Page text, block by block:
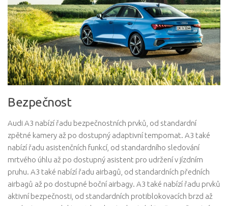
Bezpečnost
Audi A3 nabízí řadu bezpečnostních prvků, od standardní
zpětné kamery až po dostupný adaptivní tempomat. A3 také
nabízí řadu asistenčních funkcí, od standardního sledování
mrtvého úhlu až po dostupný asistent pro udržení v jízdním
pruhu. A3 také nabízí řadu airbagů, od standardních předních
airbagů až po dostupné boční airbagy. A3 také nabízí řadu prvků
aktivní bezpečnosti, od standardních protiblokovacích brzd až